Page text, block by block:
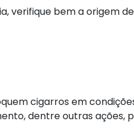
verifique bem a origem
cigarros em
dentre outras ações,